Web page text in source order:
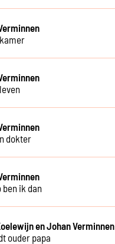
dokter
ben ik dan
en Johan Verminnen
ouder papa